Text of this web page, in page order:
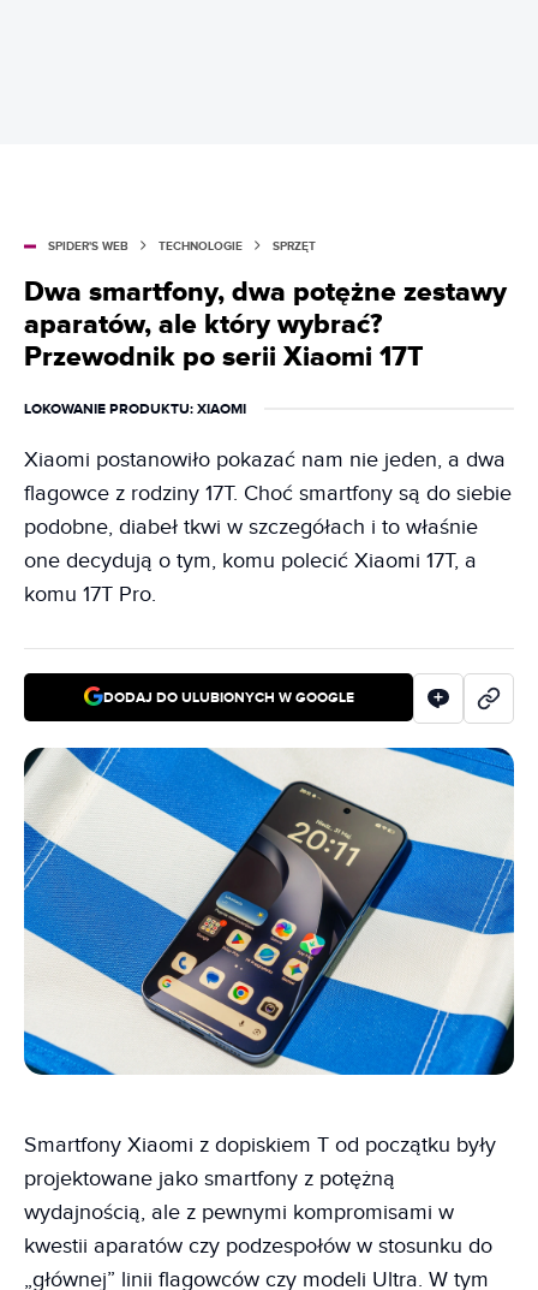
SPIDER'S WEB TECHNOLOGIE SPRZĘT
Dwa smartfony, dwa potężne zestawy
aparatów, ale który wybrać?
Przewodnik po serii Xiaomi 17T
LOKOWANIE PRODUKTU: XIAOMI
Xiaomi postanowiło pokazać nam nie jeden, a dwa
flagowce z rodziny 17T. Choć smartfony są do siebie
podobne, diabeł tkwi w szczegółach i to właśnie
one decydują o tym, komu polecić Xiaomi 17T, a
komu 17T Pro.
DODAJ DO ULUBIONYCH W GOOGLE
Smartfony Xiaomi z dopiskiem T od początku były
projektowane jako smartfony z potężną
wydajnością, ale z pewnymi kompromisami w
kwestii aparatów czy podzespołów w stosunku do
„głównej” linii flagowców czy modeli Ultra. W tym